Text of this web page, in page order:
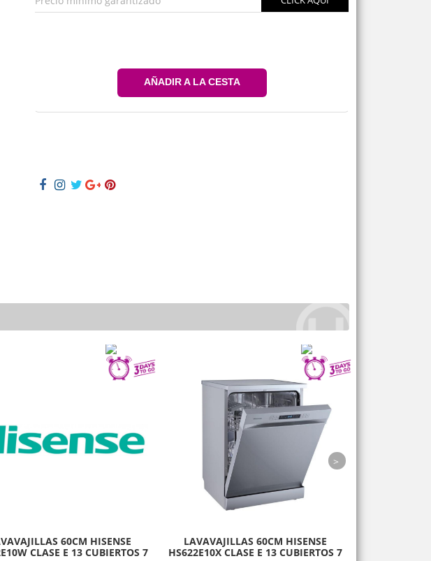
AÑADIR A LA CESTA
60CM HISENSE
CLASE E 13 CUBIERTOS 7
LAVAVAJILLAS 60CM HISENSE
HS622E10X CLASE E 13 CUBIERTOS 7